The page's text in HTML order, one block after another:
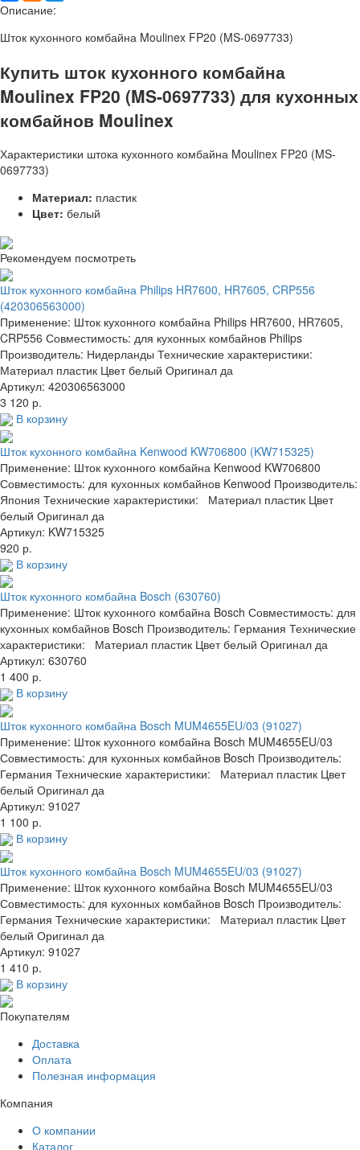
Описание:
Шток кухонного комбайна Moulinex FP20 (MS-0697733)
Купить шток кухонного комбайна
Moulinex FP20 (MS-0697733) для кухонных
комбайнов Moulinex
Характеристики штока кухонного комбайна Moulinex FP20 (MS-
0697733)
Материал: пластик
Цвет: белый
Рекомендуем посмотреть
Шток кухонного комбайна Philips HR7600, HR7605, CRP556
(420306563000)
Применение: Шток кухонного комбайна Philips HR7600, HR7605,
CRP556 Совместимость: для кухонных комбайнов Philips
Производитель: Нидерланды Технические характеристики:
Материал пластик Цвет белый Оригинал да
Артикул: 420306563000
3 120 р.
В корзину
Шток кухонного комбайна Kenwood KW706800 (KW715325)
Применение: Шток кухонного комбайна Kenwood KW706800
Совместимость: для кухонных комбайнов Kenwood Производитель:
Япония Технические характеристики: Материал пластик Цвет
белый Оригинал да
Артикул: KW715325
920 р.
В корзину
Шток кухонного комбайна Bosch (630760)
Применение: Шток кухонного комбайна Bosch Совместимость: для
кухонных комбайнов Bosch Производитель: Германия Технические
характеристики: Материал пластик Цвет белый Оригинал да
Артикул: 630760
1 400 р.
В корзину
Шток кухонного комбайна Bosch MUM4655EU/03 (91027)
Применение: Шток кухонного комбайна Bosch MUM4655EU/03
Совместимость: для кухонных комбайнов Bosch Производитель:
Германия Технические характеристики: Материал пластик Цвет
белый Оригинал да
Артикул: 91027
1 100 р.
В корзину
Шток кухонного комбайна Bosch MUM4655EU/03 (91027)
Применение: Шток кухонного комбайна Bosch MUM4655EU/03
Совместимость: для кухонных комбайнов Bosch Производитель:
Германия Технические характеристики: Материал пластик Цвет
белый Оригинал да
Артикул: 91027
1 410 р.
В корзину
Покупателям
Доставка
Оплата
Полезная информация
Компания
О компании
Каталог